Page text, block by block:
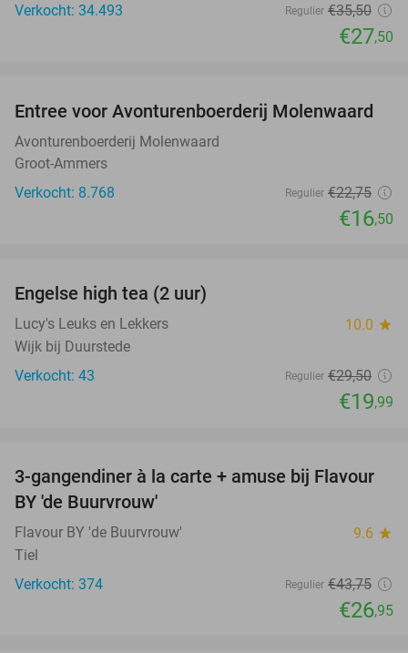
Verkocht: 34.493
Regulier €35,50
€27,50
27%
Entree voor Avonturenboerderij Molenwaard
Avonturenboerderij Molenwaard
Groot-Ammers
Verkocht: 8.768
Regulier €22,75
€16,50
Engelse high tea (2 uur)
Lucy's Leuks en Lekkers 10.0 star
Wijk bij Duurstede
Verkocht: 43
Regulier €29,50
€19,99
38%
3-gangendiner à la carte + amuse bij Flavour
BY 'de Buurvrouw'
Flavour BY 'de Buurvrouw' 9.6 star
Tiel
Verkocht: 374
Regulier €43,75
€26,95